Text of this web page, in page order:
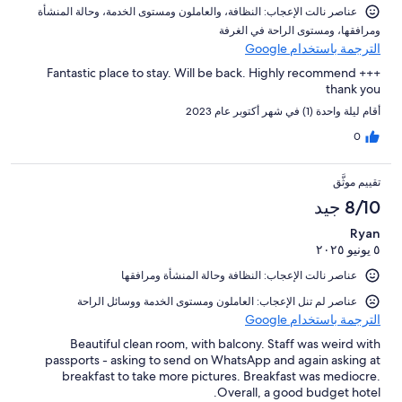
عناصر نالت الإعجاب: ⁦النظافة⁩، و⁦العاملون ومستوى الخدمة⁩، و⁦حالة المنشأة
ومرافقها⁩، و⁦مستوى الراحة في الغرفة⁩
الترجمة باستخدام Google
Fantastic place to stay. Will be back. Highly recommend +++
thank you
أقام ليلة واحدة (1) في شهر أكتوبر عام 2023
0
تقييم موثَّق
8/10 جيد
Ryan
٥ يونيو ٢٠٢٥
عناصر نالت الإعجاب: ⁦النظافة⁩ و⁦حالة المنشأة ومرافقها⁩
عناصر لم تنل الإعجاب: ⁦العاملون ومستوى الخدمة⁩ و⁦وسائل الراحة⁩
الترجمة باستخدام Google
Beautiful clean room, with balcony. Staff was weird with
passports - asking to send on WhatsApp and again asking at
breakfast to take more pictures. Breakfast was mediocre.
Overall, a good budget hotel.